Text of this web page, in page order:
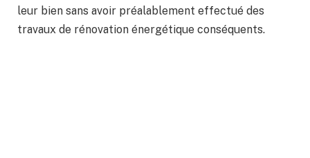
leur bien sans avoir préalablement effectué des
travaux de rénovation énergétique conséquents.